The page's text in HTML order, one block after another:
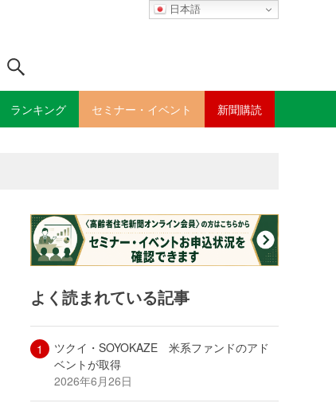
日本語
ランキング セミナー・イベント 新聞購読
よく読まれている記事
ツクイ・SOYOKAZE 米系ファンドのアド
ベントが取得
2026年6月26日